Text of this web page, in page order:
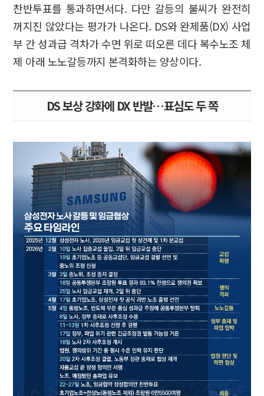
찬반투표를 통과하면서다. 다만 갈등의 불씨가 완전히
꺼지진 않았다는 평가가 나온다. DS와 완제품(DX) 사업
부 간 성과급 격차가 수면 위로 떠오른 데다 복수노조 체
제 아래 노노갈등까지 본격화하는 양상이다.
DS 보상 강화에 DX 반발…표심도 두 쪽